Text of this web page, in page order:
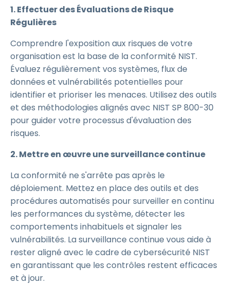
1. Effectuer des Évaluations de Risque
Régulières
Comprendre l'exposition aux risques de votre
organisation est la base de la conformité NIST.
Évaluez régulièrement vos systèmes, flux de
données et vulnérabilités potentielles pour
identifier et prioriser les menaces. Utilisez des outils
et des méthodologies alignés avec NIST SP 800-30
pour guider votre processus d'évaluation des
risques.
2. Mettre en œuvre une surveillance continue
La conformité ne s'arrête pas après le
déploiement. Mettez en place des outils et des
procédures automatisés pour surveiller en continu
les performances du système, détecter les
comportements inhabituels et signaler les
vulnérabilités. La surveillance continue vous aide à
rester aligné avec le cadre de cybersécurité NIST
en garantissant que les contrôles restent efficaces
et à jour.